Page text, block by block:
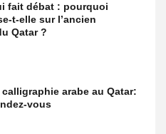
fait débat : pourquoi
t-elle sur l’ancien
Qatar ?
arabe au Qatar:
vous